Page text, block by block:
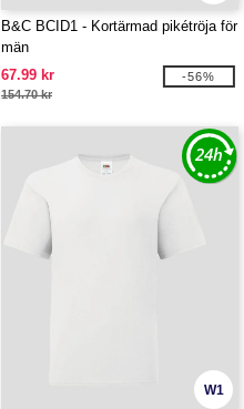
B&C BCID1 - Kortärmad pikétröja för
män
67.99 kr
154.70 kr
-56%
W1